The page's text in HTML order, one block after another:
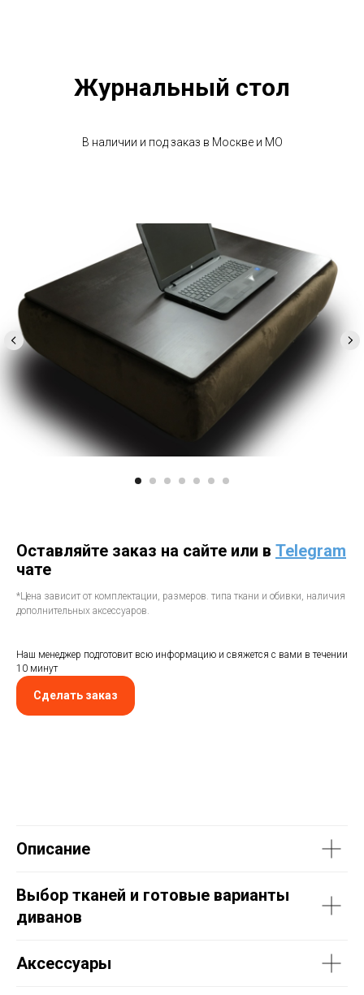
Журнальный стол
В наличии и под заказ в Москве и МО
Оставляйте заказ на сайте или в Telegram
чате
*Цена зависит от комплектации, размеров. типа ткани и обивки, наличия
дополнительных аксессуаров.
Наш менеджер подготовит всю информацию и свяжется с вами в течении
10 минут
Сделать заказ
Описание
Выбор тканей и готовые варианты
диванов
Аксессуары